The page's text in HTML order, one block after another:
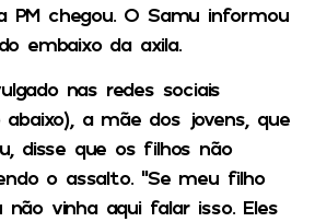
PM chegou. O Samu informou
embaixo da axila.
nas redes sociais
a mãe dos jovens, que
disse que os filhos não
o assalto. “Se meu filho
não vinha aqui falar isso. Eles